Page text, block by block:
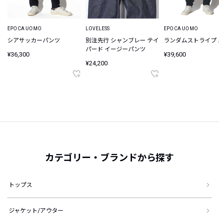
EPOCA UOMO
シアサッカーパンツ
¥36,300
LOVELESS
別注先行 シャンブレー テイ
パード イージーパンツ
¥24,200
EPOCA UOMO
ランダムストライプ
¥39,600
カテゴリー・ブランドから探す
トップス
ジャケット/アウター